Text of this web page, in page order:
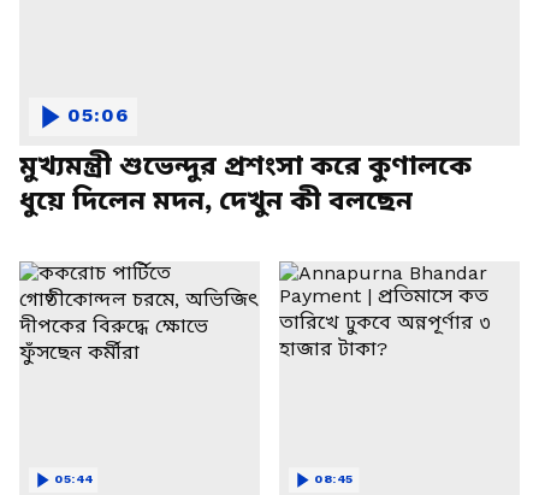
মুখ্যমন্ত্রী শুভেন্দুর প্রশংসা করে কুণালকে
ধুয়ে দিলেন মদন, দেখুন কী বলছেন
05:06
05:44 08:45